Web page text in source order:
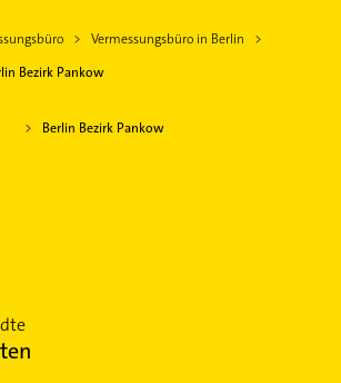
Vermessungsbüro in Berlin
Bezirk Pankow
Berlin Bezirk Pankow